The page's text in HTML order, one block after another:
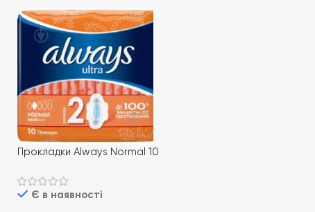
Прокладки Always Normal 10
Є в наявності